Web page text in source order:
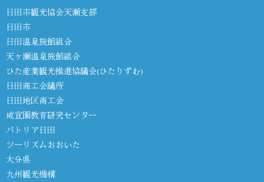
日田市観光協会天瀬支部
日田市
日田温泉旅館組合
天ヶ瀬温泉旅館組合
ひた産業観光推進協議会(ひたりずむ)
日田商工会議所
日田地区商工会
咸宜園教育研究センター
パトリア日田
ツーリズムおおいた
大分県
九州観光機構